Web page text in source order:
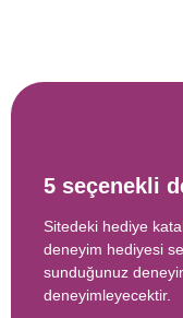
5 seçenekli
Sitedeki hediye
deneyim hediyesi
sunduğunuz
deneyimleyecektir.